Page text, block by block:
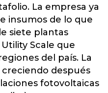
La empresa ya
insumos de lo que
siete plantas
Scale que
del país. La
después
fotovoltaicas